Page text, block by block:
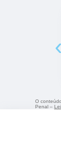
‹
O
Penal –